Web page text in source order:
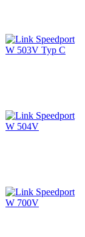
Speedport
W 503V Typ C
Speedport
W 504V
Speedport
W 700V